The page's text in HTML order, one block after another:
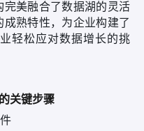
完美融合了数据湖的灵活
熟特性，为企业构建了
轻松应对数据增长的挑
关键步骤